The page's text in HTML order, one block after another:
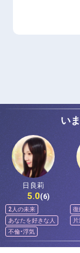
い
日良莉
5.0(6)
2人の未来
あなたを好きな人
不倫・浮気